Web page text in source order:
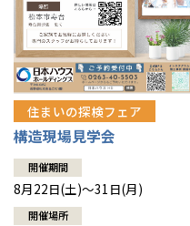
住まいの探検フェア
構造現場見学会
開催期間
8月22日(土)～31日(月)
開催場所